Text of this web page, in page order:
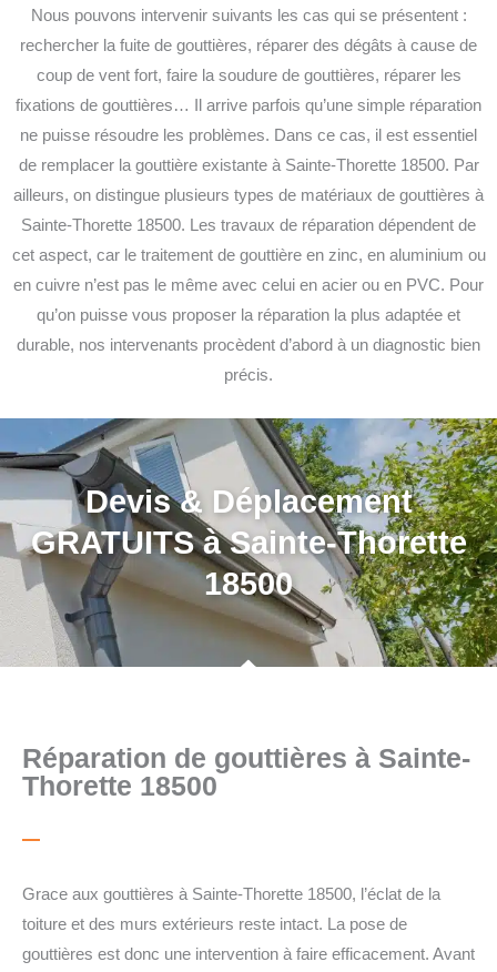
Nous pouvons intervenir suivants les cas qui se présentent :
rechercher la fuite de gouttières, réparer des dégâts à cause de
coup de vent fort, faire la soudure de gouttières, réparer les
fixations de gouttières… Il arrive parfois qu’une simple réparation
ne puisse résoudre les problèmes. Dans ce cas, il est essentiel
de remplacer la gouttière existante à Sainte-Thorette 18500. Par
ailleurs, on distingue plusieurs types de matériaux de gouttières à
Sainte-Thorette 18500. Les travaux de réparation dépendent de
cet aspect, car le traitement de gouttière en zinc, en aluminium ou
en cuivre n’est pas le même avec celui en acier ou en PVC. Pour
qu’on puisse vous proposer la réparation la plus adaptée et
durable, nos intervenants procèdent d’abord à un diagnostic bien
précis.
Devis & Déplacement
GRATUITS à Sainte-Thorette
18500
Réparation de gouttières à Sainte-
Thorette 18500
Grace aux gouttières à Sainte-Thorette 18500, l’éclat de la
toiture et des murs extérieurs reste intact. La pose de
gouttières est donc une intervention à faire efficacement. Avant